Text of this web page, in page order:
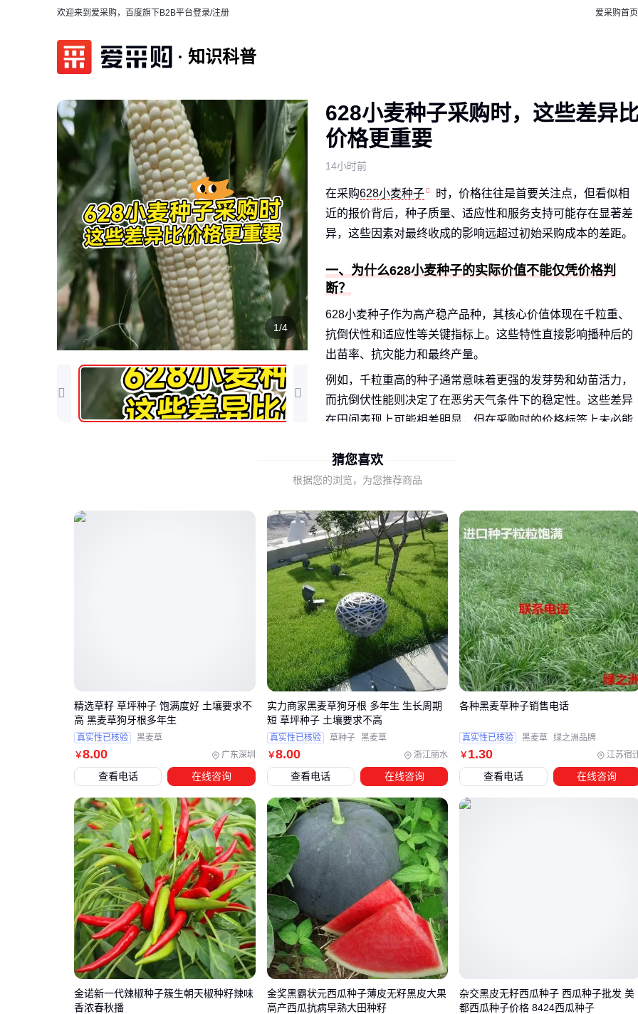
欢迎来到爱采购，百度旗下B2B平台登录/注册 爱采购首页
知识科普
1/4
628小麦种子采购时，这些差异
价格更重要
14小时前
在采购628小麦种子
时，价格往往是首要关注点，但看似相
近的报价背后，种子质量、适应性和服务支持可能存在显著差
异，这些因素对最终收成的影响远超过初始采购成本的差距。
一、为什么628小麦种子的实际价值不能仅凭价格判
断？
628小麦种子作为高产稳产品种，其核心价值体现在千粒重、
抗倒伏性和适应性等关键指标上。这些特性直接影响播种后的
出苗率、抗灾能力和最终产量。
例如，千粒重高的种子通常意味着更强的发芽势和幼苗活力，
而抗倒伏性能则决定了在恶劣天气条件下的稳定性。这些差异
在田间表现上可能相差明显，但在采购时的价格标签上未必能
因此，评估628小麦种子时，需要将价格与这些核心指标结合
起来考量，才能做出更全面的价值判断。
二、628小麦种子价格差异背后的关键因素
不同供应商提供的628小麦种子价格差异，主要源于种子质
量、包装规格和售后支持三个维度。
在种子质量方面，即使是同一品种，不同批次的纯度、发芽率
和病虫害抗性也可能存在差异。这些质量指标直接影响播种效
果，但需要专业检测才能辨别，普通种植户很难从外观上判
断。
包装规格的差异则更为直观，包括单袋净重、包装材质等。值
得注意的是，有些供应商会通过调整包装规格来实现表面上的
低价，实际单位价格可能并无优势。
售后支持是另一个容易被忽视但至关重要的因素。优质的供应
商会提供种植技术指导、质量保证和问题响应服务，这些都能
显著降低种植风险。
三、如何根据种植需求选择最合适的628小麦种子？
选择628小麦种子时，首先要明确自己的种植场景和核心需
求。不同地区的气候条件、土壤类型以及种植目标（如高产、
抗旱或抗病）会直接影响种子的表现。例如，在干旱频发地
区，抗旱性强的品种可能比单纯追求高产更为重要。
评估种子时，可以重点关注以下几个维度：
抗逆性
：包括抗旱、抗病、抗倒伏等特性，直接影响种植的
产量潜力：需结合当地实际条件评估，避免盲目追求高标称
猜您喜欢
根据您的浏览，为您推荐商品
￥8.00 广东深圳
精选草籽 草坪种子 饱满度好 土壤要求不
高 黑麦草狗牙根多年生
真实性已核验 黑麦草
查看电话 在线咨询
￥8.00 浙江丽水
实力商家黑麦草狗牙根 多年生 生长周期
短 草坪种子 土壤要求不高
真实性已核验 草种子 黑麦草
查看电话 在线咨询
￥ 1.30 江苏宿
各种黑麦草种子销售电话
真实性已核验 黑麦草 绿之洲品牌
查看电话 在线咨询
金诺新一代辣椒种子簇生朝天椒种籽辣味
香浓春秋播
金奖黑霸状元西瓜种子薄皮无籽黑皮大果
高产西瓜抗病早熟大田种籽
杂交黑皮无籽西瓜种子 西瓜种子批发 美
都西瓜种子价格 8424西瓜种子